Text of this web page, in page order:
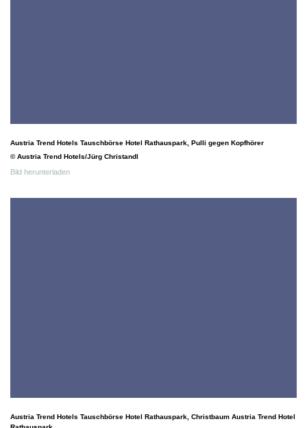
Austria Trend Hotels Tauschbörse Hotel Rathauspark, Pulli gegen Kopfhörer
© Austria Trend Hotels/Jürg Christandl
Bild herunterladen
Austria Trend Hotels Tauschbörse Hotel Rathauspark, Christbaum Austria Trend Hotel